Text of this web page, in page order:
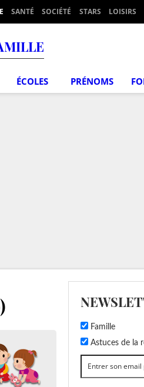
SANTÉ SOCIÉTÉ STARS LOISIRS
ÉCOLES PRÉNOMS
Famille
Astuces de la